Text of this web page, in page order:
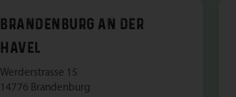
BRANDENBURG AN DER
HAVEL
Werderstrasse 15
14776 Brandenburg